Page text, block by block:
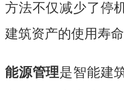
方法不仅减少了停
建筑资产的使用寿命
能源管理是智能建